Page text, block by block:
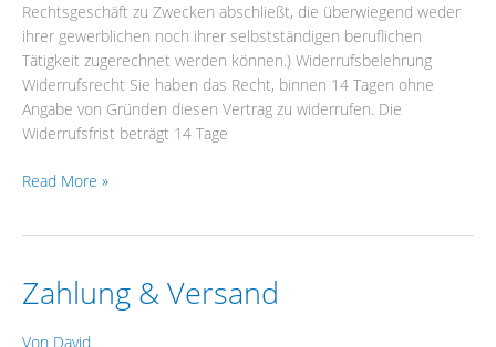
Rechtsgeschäft zu Zwecken abschließt, die überwiegend weder
ihrer gewerblichen noch ihrer selbstständigen beruflichen
Tätigkeit zugerechnet werden können.) Widerrufsbelehrung
Widerrufsrecht Sie haben das Recht, binnen 14 Tagen ohne
Angabe von Gründen diesen Vertrag zu widerrufen. Die
Widerrufsfrist beträgt 14 Tage
Read More »
Zahlung & Versand
Von David
Zahlung
&
Versand